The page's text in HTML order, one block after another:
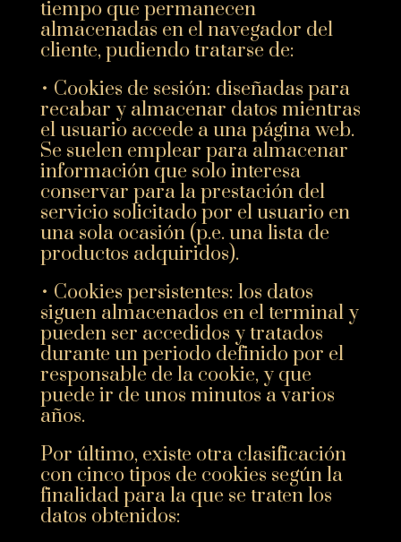
tiempo que permanecen
almacenadas en el navegador del
cliente, pudiendo tratarse de:
• Cookies de sesión: diseñadas para
recabar y almacenar datos mientras
el usuario accede a una página web.
Se suelen emplear para almacenar
información que solo interesa
conservar para la prestación del
servicio solicitado por el usuario en
una sola ocasión (p.e. una lista de
productos adquiridos).
• Cookies persistentes: los datos
siguen almacenados en el terminal y
pueden ser accedidos y tratados
durante un periodo definido por el
responsable de la cookie, y que
puede ir de unos minutos a varios
años.
Por último, existe otra clasificación
con cinco tipos de cookies según la
finalidad para la que se traten los
datos obtenidos: